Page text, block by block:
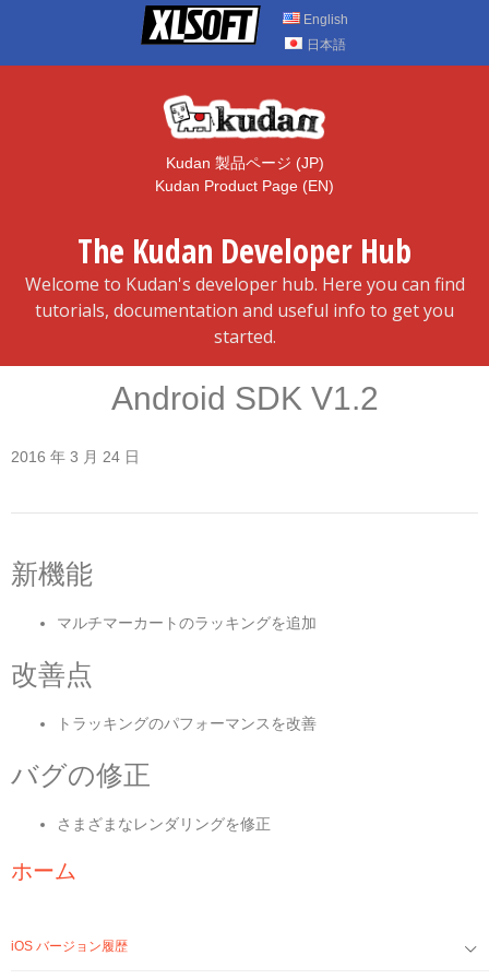
English
日本語
Kudan 製品ページ (JP)
Kudan Product Page (EN)
The Kudan Developer Hub
Welcome to Kudan's developer hub. Here you can find
tutorials, documentation and useful info to get you
started.
Android SDK V1.2
2016 年 3 月 24 日
新機能
マルチマーカートのラッキングを追加
改善点
トラッキングのパフォーマンスを改善
バグの修正
さまざまなレンダリングを修正
ホーム
iOS バージョン履歴